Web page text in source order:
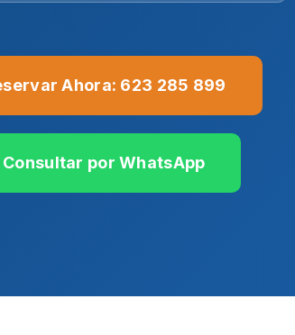
Ahora: 623 285 899
Consultar por WhatsApp